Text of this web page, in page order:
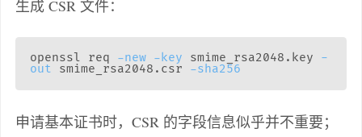
生成 CSR 文件：
openssl req -new -key smime_rsa2048.key -
out smime_rsa2048.csr -sha256
申请基本证书时，CSR 的字段信息似乎并不重要；